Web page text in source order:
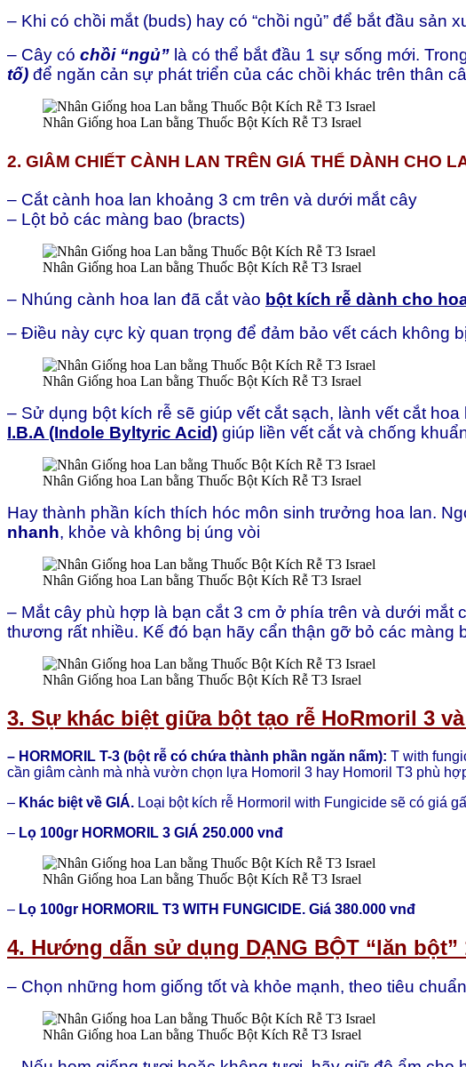
– Khi có chồi mắt (buds) hay có “chồi ngủ” để bắt đầu sản
– Cây có chồi “ngủ” là có thể bắt đầu 1 sự sống mới.
tố) để ngăn cản sự phát triển của các chồi khác trên thân
Nhân Giống hoa Lan bằng Thuốc Bột Kích Rễ T3 Israel
2. GIÂM CHIẾT CÀNH LAN TRÊN GIÁ THỂ DÀNH
– Cắt cành hoa lan khoảng 3 cm trên và dưới mắt cây
– Lột bỏ các màng bao (bracts)
Nhân Giống hoa Lan bằng Thuốc Bột Kích Rễ T3 Israel
– Nhúng cành hoa lan đã cắt vào bột kích rễ dành cho
– Điều này cực kỳ quan trọng để đảm bảo vết cách không
Nhân Giống hoa Lan bằng Thuốc Bột Kích Rễ T3 Israel
– Sử dụng bột kích rễ sẽ giúp vết cắt sạch, lành vết cắt
I.B.A (Indole Byltyric Acid) giúp liền vết cắt và chống
Nhân Giống hoa Lan bằng Thuốc Bột Kích Rễ T3 Israel
Hay thành phần kích thích hóc môn sinh trưởng hoa lan.
nhanh, khỏe và không bị úng vòi
Nhân Giống hoa Lan bằng Thuốc Bột Kích Rễ T3 Israel
– Mắt cây phù hợp là bạn cắt 3 cm ở phía trên và dưới
thương rất nhiều. Kế đó bạn hãy cẩn thận gỡ bỏ các màng
Nhân Giống hoa Lan bằng Thuốc Bột Kích Rễ T3 Israel
3. Sự khác biệt giữa bột tạo rễ HoRmoril 3
– HORMORIL T-3 (bột rễ có chứa thành phần ngăn nấm): T with
cần giâm cành mà nhà vườn chọn lựa Homoril 3 hay Homoril T3 phù
– Khác biệt về GIÁ. Loại bột kích rễ Hormoril with Fungicide sẽ có giá
– Lọ 100gr HORMORIL 3 GIÁ 250.000 vnđ
Nhân Giống hoa Lan bằng Thuốc Bột Kích Rễ T3 Israel
– Lọ 100gr HORMORIL T3 WITH FUNGICIDE. Giá 380.000 vnđ
4. Hướng dẫn sử dụng DẠNG BỘT “lăn bột”
– Chọn những hom giống tốt và khỏe mạnh, theo tiêu
Nhân Giống hoa Lan bằng Thuốc Bột Kích Rễ T3 Israel